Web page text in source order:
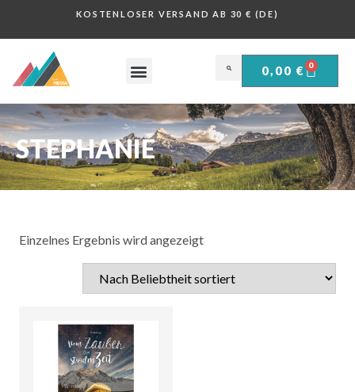
KOSTENLOSER VERSAND AB 30 € (DE)
0,00 € 0
STEPHANIE
Einzelnes Ergebnis wird angezeigt